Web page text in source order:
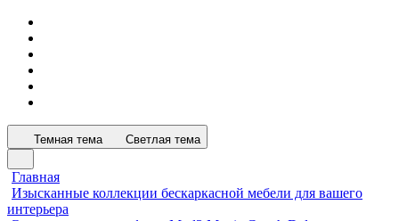
Темная тема Светлая тема
Главная
Изысканные коллекции бескаркасной мебели для вашего
интерьера